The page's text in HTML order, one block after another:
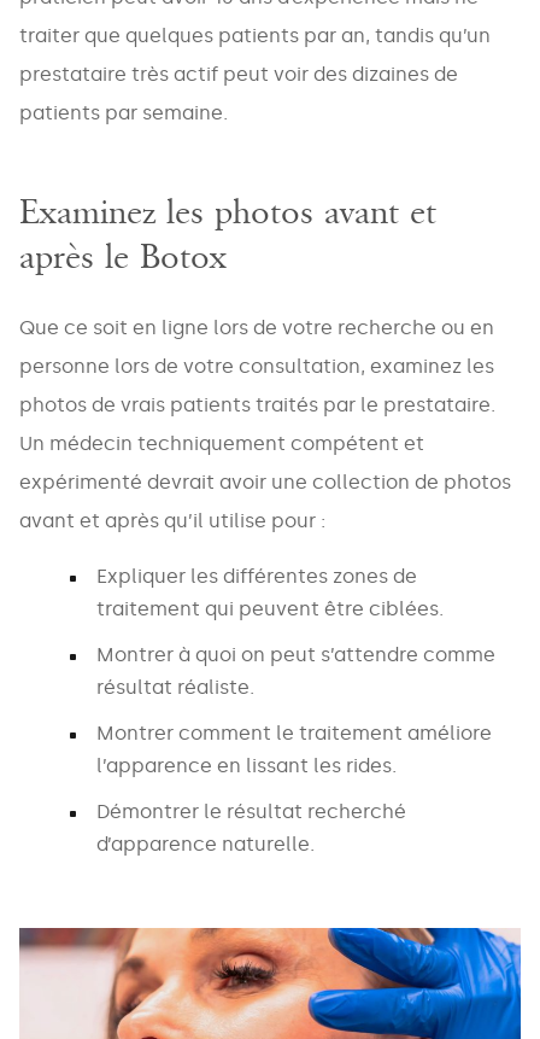
traiter que quelques patients par an, tandis qu’un
prestataire très actif peut voir des dizaines de
patients par semaine.
Examinez les photos avant et
après le Botox
Que ce soit en ligne lors de votre recherche ou en
personne lors de votre consultation, examinez les
photos de vrais patients traités par le prestataire.
Un médecin techniquement compétent et
expérimenté devrait avoir une collection de photos
avant et après qu’il utilise pour :
Expliquer les différentes zones de
traitement qui peuvent être ciblées.
Montrer à quoi on peut s’attendre comme
résultat réaliste.
Montrer comment le traitement améliore
l’apparence en lissant les rides.
Démontrer le résultat recherché
d’apparence naturelle.